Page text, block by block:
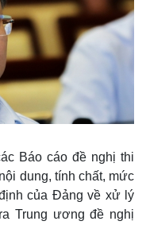
Báo cáo đề nghị thi
dung, tính chất, mức
của Đảng về xử lý
Trung ương đề nghị